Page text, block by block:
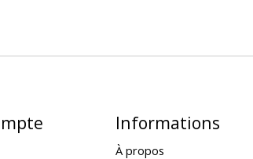
Informations
À propos